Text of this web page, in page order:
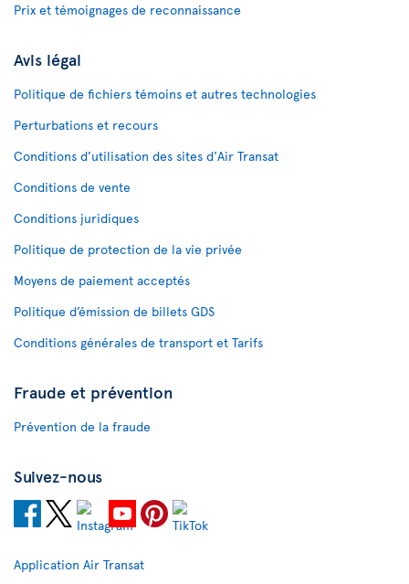
Prix et témoignages de reconnaissance
Avis légal
Politique de fichiers témoins et autres technologies
Perturbations et recours
Conditions d’utilisation des sites d'Air Transat
Conditions de vente
Conditions juridiques
Politique de protection de la vie privée
Moyens de paiement acceptés
Politique d’émission de billets GDS
Conditions générales de transport et Tarifs
Fraude et prévention
Prévention de la fraude
Suivez-nous
Application Air Transat